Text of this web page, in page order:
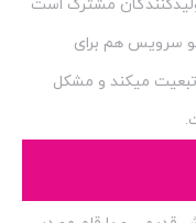
مشترک است
سرویس هم برای
میکند و مشکل